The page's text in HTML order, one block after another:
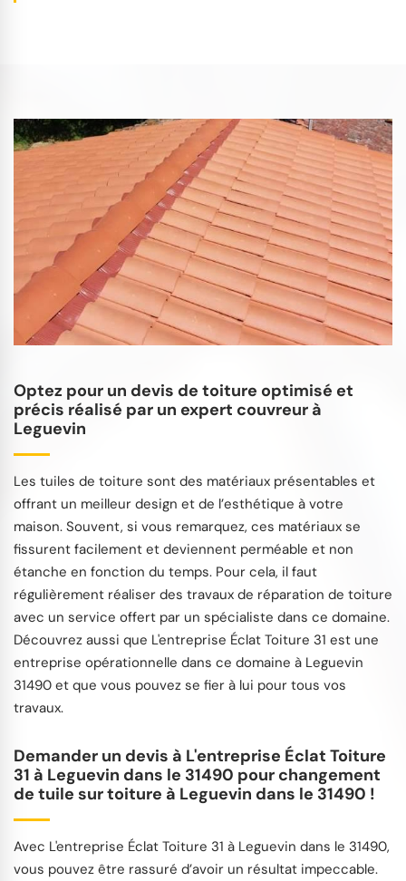
Optez pour un devis de toiture optimisé et
précis réalisé par un expert couvreur à
Leguevin
Les tuiles de toiture sont des matériaux présentables et
offrant un meilleur design et de l’esthétique à votre
maison. Souvent, si vous remarquez, ces matériaux se
fissurent facilement et deviennent perméable et non
étanche en fonction du temps. Pour cela, il faut
régulièrement réaliser des travaux de réparation de toiture
avec un service offert par un spécialiste dans ce domaine.
Découvrez aussi que L'entreprise Éclat Toiture 31 est une
entreprise opérationnelle dans ce domaine à Leguevin
31490 et que vous pouvez se fier à lui pour tous vos
travaux.
Demander un devis à L'entreprise Éclat Toiture
31 à Leguevin dans le 31490 pour changement
de tuile sur toiture à Leguevin dans le 31490 !
Avec L'entreprise Éclat Toiture 31 à Leguevin dans le 31490,
vous pouvez être rassuré d’avoir un résultat impeccable.